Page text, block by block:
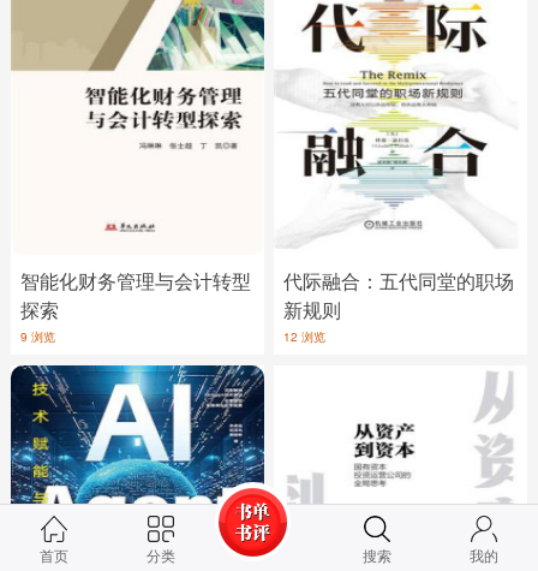
智能化财务管理与会计转型
探索
9 浏览
代际融合：五代同堂的职场
新规则
12 浏览
首页 分类 搜索 我的